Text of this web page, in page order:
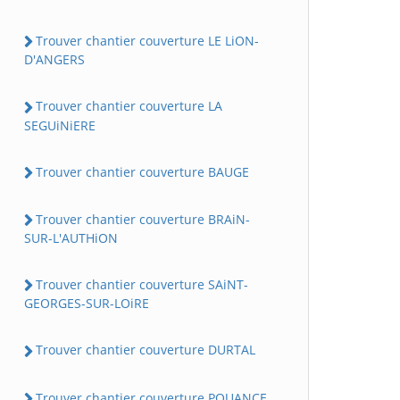
Trouver chantier couverture LE LiON-
D'ANGERS
Trouver chantier couverture LA
SEGUiNiERE
Trouver chantier couverture BAUGE
Trouver chantier couverture BRAiN-
SUR-L'AUTHiON
Trouver chantier couverture SAiNT-
GEORGES-SUR-LOiRE
Trouver chantier couverture DURTAL